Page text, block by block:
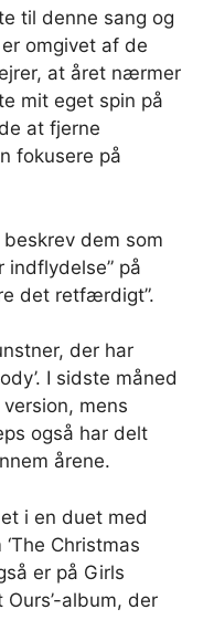
til denne sang og
omgivet af de
at året nærmer
mit eget spin på
at fjerne
fokusere på
dem som
indflydelse” på
det retfærdigt”.
der har
I sidste måned
mens
også har delt
årene.
i en duet med
Christmas
er på Girls
Ours’-album, der